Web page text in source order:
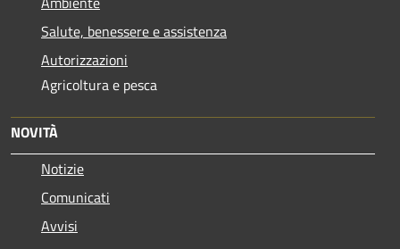
Salute, benessere e assistenza
Autorizzazioni
Agricoltura e pesca
NOVITÀ
Notizie
Comunicati
Avvisi